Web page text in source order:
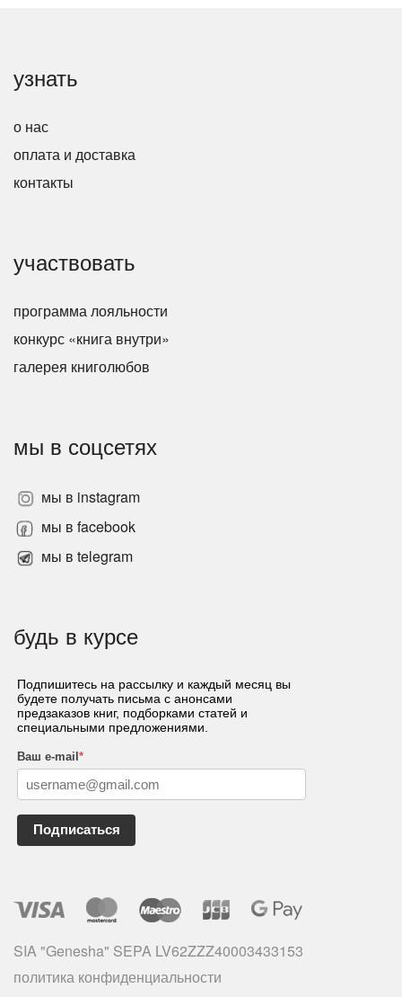
узнать
о нас
оплата и доставка
контакты
участвовать
программа лояльности
конкурс «книга внутри»
галерея книголюбов
мы в соцсетях
мы в instagram
мы в facebook
мы в telegram
будь в курсе
Подпишитесь на рассылку и каждый месяц вы
будете получать письма с анонсами
предзаказов книг, подборками статей и
специальными предложениями.
Ваш e-mail *
Подписаться
SIA "Genesha" SEPA LV62ZZZ40003433153
политика конфиденциальности